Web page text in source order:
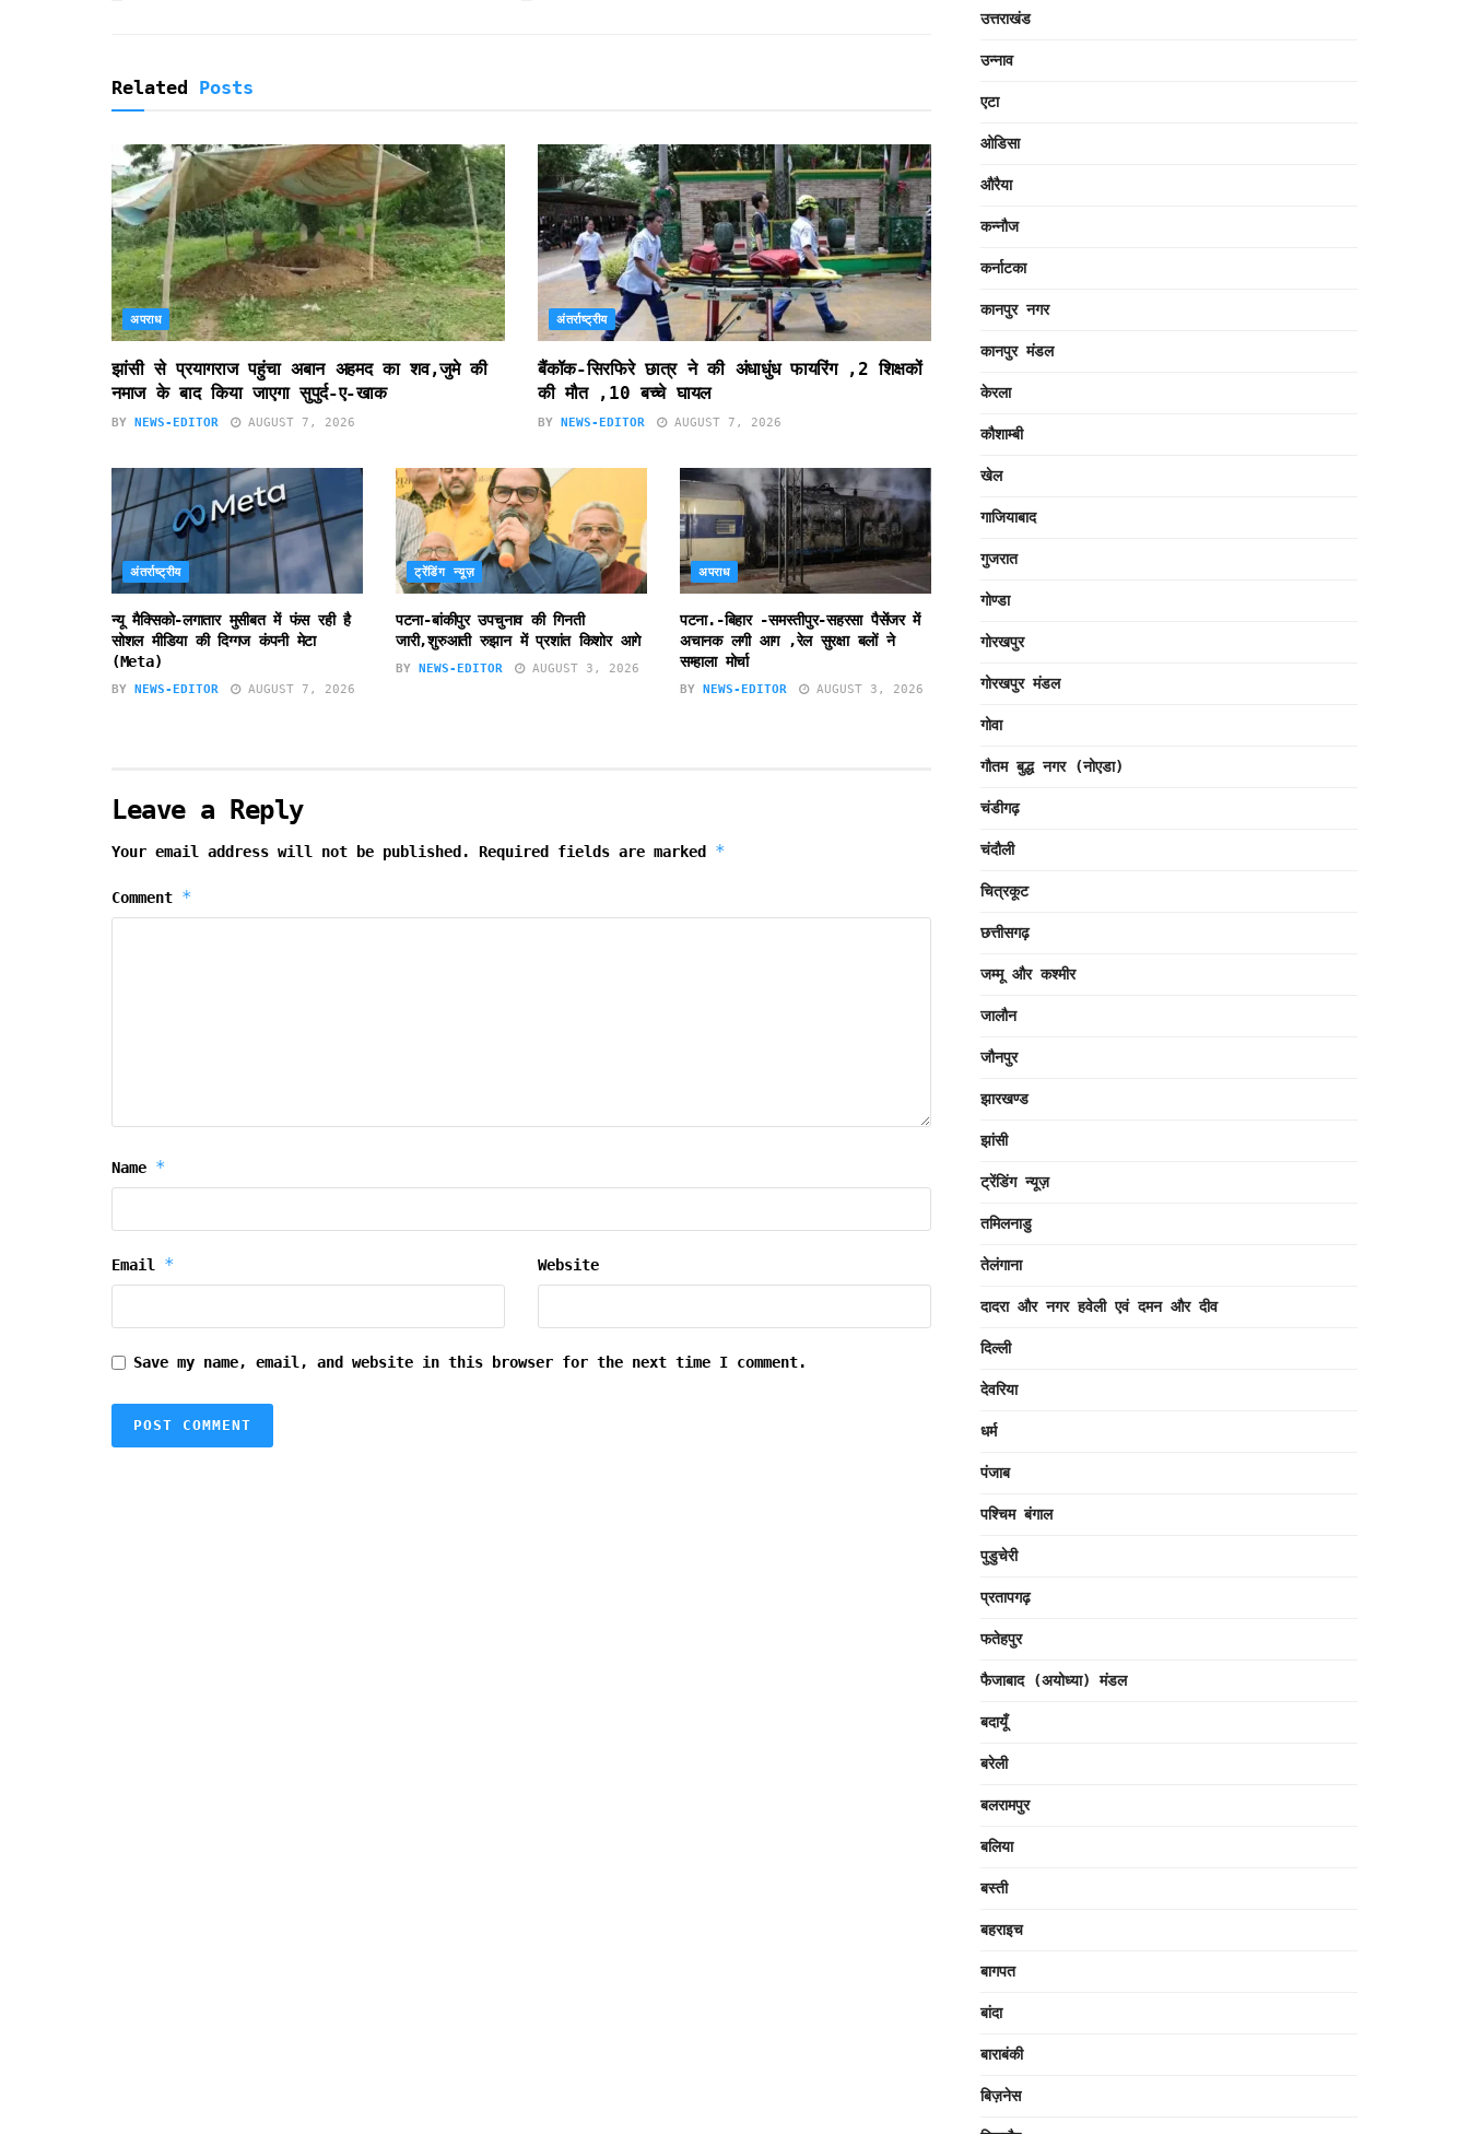
Related Posts
अपराध
झांसी से प्रयागराज पहुंचा अबान अहमद का शव,जुमे की
नमाज के बाद किया जाएगा सुपुर्द-ए-खाक
BY NEWS-EDITOR AUGUST 7, 2026
अंतर्राष्ट्रीय
बैंकॉक-सिरफिरे छात्र ने की अंधाधुंध फायरिंग ,2 शिक्षकों
की मौत ,10 बच्चे घायल
BY NEWS-EDITOR AUGUST 7, 2026
अंतर्राष्ट्रीय
न्यू मैक्सिको-लगातार मुसीबत में फंस रही है
सोशल मीडिया की दिग्गज कंपनी मेटा
(Meta)
BY NEWS-EDITOR AUGUST 7, 2026
ट्रेंडिंग न्यूज़
पटना-बांकीपुर उपचुनाव की गिनती
जारी,शुरुआती रुझान में प्रशांत किशोर आगे
BY NEWS-EDITOR AUGUST 3, 2026
अपराध
पटना.-बिहार -समस्तीपुर-सहरसा पैसेंजर में
अचानक लगी आग ,रेल सुरक्षा बलों ने
सम्हाला मोर्चा
BY NEWS-EDITOR AUGUST 3, 2026
Leave a Reply
Your email address will not be published. Required fields are marked *
Comment *
Name *
Email * Website
Save my name, email, and website in this browser for the next time I comment.
उत्तराखंड
उन्नाव
एटा
ओडिसा
औरैया
कन्नौज
कर्नाटका
कानपुर नगर
कानपुर मंडल
केरला
कौशाम्बी
खेल
गाजियाबाद
गुजरात
गोण्डा
गोरखपुर
गोरखपुर मंडल
गोवा
गौतम बुद्ध नगर (नोएडा)
चंडीगढ़
चंदौली
चित्रकूट
छत्तीसगढ़
जम्मू और कश्मीर
जालौन
जौनपुर
झारखण्ड
झांसी
ट्रेंडिंग न्यूज़
तमिलनाडु
तेलंगाना
दादरा और नगर हवेली एवं दमन और दीव
दिल्ली
देवरिया
धर्म
पंजाब
पश्चिम बंगाल
पुडुचेरी
प्रतापगढ़
फतेहपुर
फैजाबाद (अयोध्या) मंडल
बदायूँ
बरेली
बलरामपुर
बलिया
बस्ती
बहराइच
बागपत
बांदा
बाराबंकी
बिज़नेस